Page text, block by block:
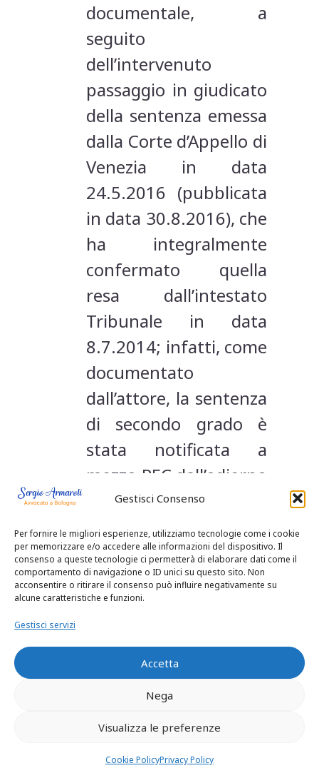
Gestisci Consenso
Per fornire le migliori esperienze, utilizziamo tecnologie come i cookie
per memorizzare e/o accedere alle informazioni del dispositivo. Il
consenso a queste tecnologie ci permetterà di elaborare dati come il
comportamento di navigazione o ID unici su questo sito. Non
acconsentire o ritirare il consenso può influire negativamente su
alcune caratteristiche e funzioni.
Gestisci servizi
Accetta
Nega
Visualizza le preferenze
Cookie PolicyPrivacy Policy
documentale, a
seguito
dell’intervenuto
passaggio in giudicato
della sentenza emessa
dalla Corte d’Appello di
Venezia in data
24.5.2016 (pubblicata
in data 30.8.2016), che
ha integralmente
confermato quella
resa dall’intestato
Tribunale in data
8.7.2014; infatti, come
documentato
dall’attore, la sentenza
di secondo grado è
stata notificata a
mezzo PEC dall’odierno
attore al procuratore
della controparte in
data 8.9.2016 (cfr.
allegato alla nota
attorea in data
decorsi 60 giorni senza
che sia stata proposta
alcuna impugnazione,
ai sensi dell’art. 325,
co. 2, c.p.c., nulla